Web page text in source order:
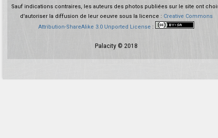
Sauf indications contraires, les auteurs des photos publiées sur le site ont
d'autoriser la diffusion de leur oeuvre sous la licence : Creative Commons
Attribution-ShareAlike 3.0 Unported License :
Palacity © 2018